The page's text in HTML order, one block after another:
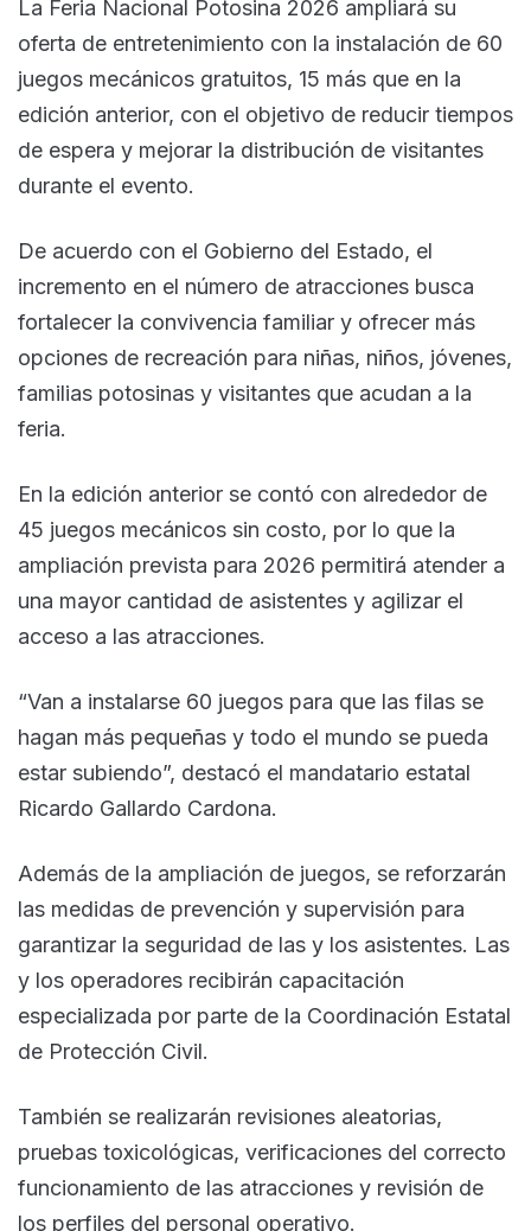
La Feria Nacional Potosina 2026 ampliará su
oferta de entretenimiento con la instalación de 60
juegos mecánicos gratuitos, 15 más que en la
edición anterior, con el objetivo de reducir tiempos
de espera y mejorar la distribución de visitantes
durante el evento.
De acuerdo con el Gobierno del Estado, el
incremento en el número de atracciones busca
fortalecer la convivencia familiar y ofrecer más
opciones de recreación para niñas, niños, jóvenes,
familias potosinas y visitantes que acudan a la
feria.
En la edición anterior se contó con alrededor de
45 juegos mecánicos sin costo, por lo que la
ampliación prevista para 2026 permitirá atender a
una mayor cantidad de asistentes y agilizar el
acceso a las atracciones.
“Van a instalarse 60 juegos para que las filas se
hagan más pequeñas y todo el mundo se pueda
estar subiendo”, destacó el mandatario estatal
Ricardo Gallardo Cardona.
Además de la ampliación de juegos, se reforzarán
las medidas de prevención y supervisión para
garantizar la seguridad de las y los asistentes. Las
y los operadores recibirán capacitación
especializada por parte de la Coordinación Estatal
de Protección Civil.
También se realizarán revisiones aleatorias,
pruebas toxicológicas, verificaciones del correcto
funcionamiento de las atracciones y revisión de
los perfiles del personal operativo.